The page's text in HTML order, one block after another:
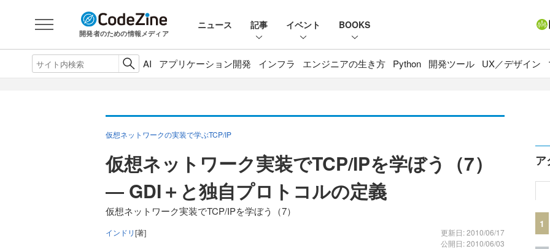
開発者のための情報メディア
ニュース 記事 イベント BOOKS
AI アプリケーション開発 インフラ エンジニアの生き方 Python 開発ツール UX／デザイン
仮想ネットワークの実装で学ぶTCP/IP
仮想ネットワーク実装でTCP/IPを学ぼう（7）
― GDI＋と独自プロトコルの定義
仮想ネットワーク実装でTCP/IPを学ぼう（7）
インドリ[著]
更新日: 2010/06/17
公開日: 2010/06/03
ア
1